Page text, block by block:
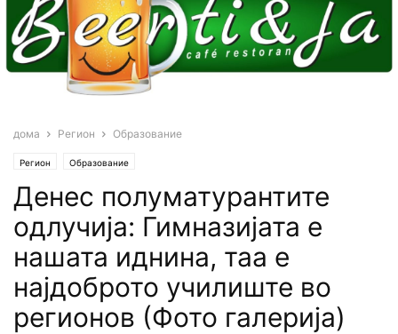
дома Регион Образование
Регион Образование
Денес полуматурантите
одлучија: Гимназијата е
нашата иднина, таа е
најдоброто училиште во
регионов (Фото галерија)